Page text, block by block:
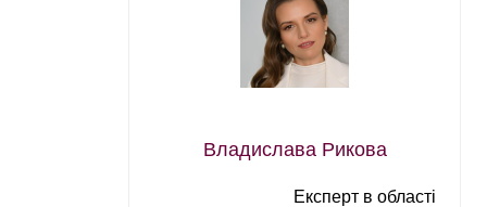
Владислава Рикова
Експерт в області